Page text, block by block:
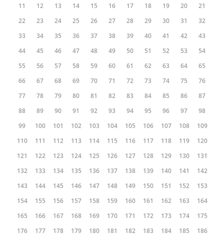
11 12 13 14 15 16 17 18 19 20
21
22
23 24 25 26 27 28 29 30 31
32
33
34 35 36 37 38 39 40 41 42
43
44
45 46 47 48 49 50 51 52 53
54
55
56 57 58 59 60 61 62 63 64
65
66
67 68 69 70 71 72 73 74 75
76
77
78 79 80 81 82 83 84 85 86
87
88
89 90 91 92 93 94 95 96 97
98
99
100 101 102 103 104 105 106 107 108
109
110
111 112 113 114 115 116 117 118 119
120
121
122 123 124 125 126 127 128 129 130
131
132
133 134 135 136 137 138 139 140 141
142
143
144 145 146 147 148 149 150 151 152
153
154
155 156 157 158 159 160 161 162 163
164
165
166 167 168 169 170 171 172 173 174
175
176
177 178 179 180 181 182 183 184 185
186